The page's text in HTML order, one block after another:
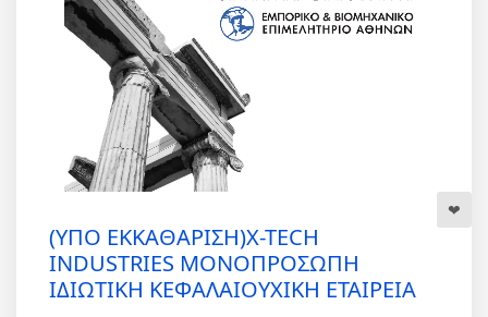
(ΥΠΟ ΕΚΚΑΘΑΡΙΣΗ)X-TECH
INDUSTRIES ΜΟΝΟΠΡΟΣΩΠΗ
ΙΔΙΩΤΙΚΗ ΚΕΦΑΛΑΙΟΥΧΙΚΗ ΕΤΑΙΡΕΙΑ